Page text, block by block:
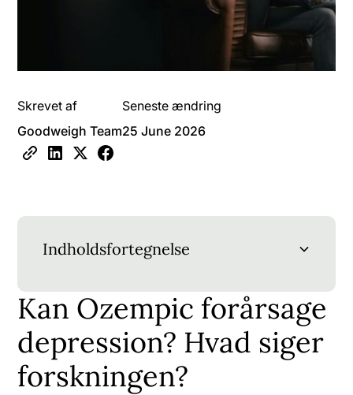
Skrevet af
Goodweigh Team
Seneste ændring
25 June 2026
Indholdsfortegnelse
Kan Ozempic forårsage depression? Hvad
siger forskningen?
Er depression en kendt bivirkning ved
Ozempic?
Hvad siger forskningen om semaglutid og
mental sundhed?
Hvorfor rapporterer nogle brugere om
nedtrykthed ved brug af Ozempic?
Hvem skal være særlig forsigtig?
Hvilke tegn skal du tage alvorligt?
Hvad hvis du føler dig mere nedtrykt, mens
du bruger Ozempic?
Din mentale sundhed er lige så vigtig som din
vægt
Kan Ozempic forårsage
depression? Hvad siger
forskningen?